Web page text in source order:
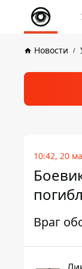
Новости
10:42, 20
Враг